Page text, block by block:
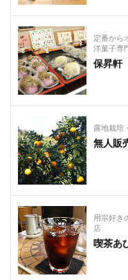
定番から
洋菓子専
保昇軒
露地栽培
無人販
用宗好き
店
喫茶あ